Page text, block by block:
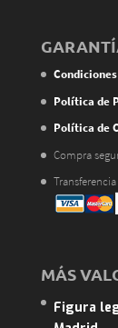
Política de
Política de
Compra
MÁS
Figura